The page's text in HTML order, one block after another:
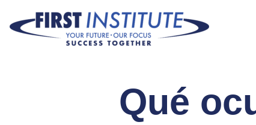
Saltar navegación
Qué